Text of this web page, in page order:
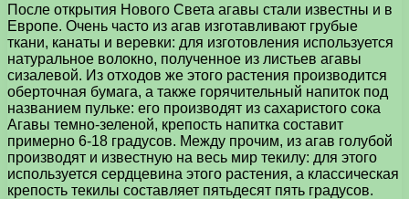
После открытия Нового Света агавы стали известны и в
Европе. Очень часто из агав изготавливают грубые
ткани, канаты и веревки: для изготовления используется
натуральное волокно, полученное из листьев агавы
сизалевой. Из отходов же этого растения производится
оберточная бумага, а также горячительный напиток под
названием пульке: его производят из сахаристого сока
Агавы темно-зеленой, крепость напитка составит
примерно 6-18 градусов. Между прочим, из агав голубой
производят и известную на весь мир текилу: для этого
используется сердцевина этого растения, а классическая
крепость текилы составляет пятьдесят пять градусов.